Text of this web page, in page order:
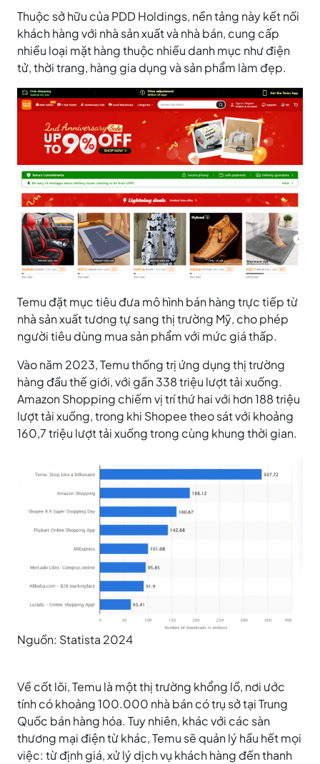
Thuộc sở hữu của PDD Holdings, nền tảng này kết nối
khách hàng với nhà sản xuất và nhà bán, cung cấp
nhiều loại mặt hàng thuộc nhiều danh mục như điện
tử, thời trang, hàng gia dụng và sản phẩm làm đẹp.
Temu đặt mục tiêu đưa mô hình bán hàng trực tiếp từ
nhà sản xuất tương tự sang thị trường Mỹ, cho phép
người tiêu dùng mua sản phẩm với mức giá thấp.
Vào năm 2023, Temu thống trị ứng dụng thị trường
hàng đầu thế giới, với gần 338 triệu lượt tải xuống.
Amazon Shopping chiếm vị trí thứ hai với hơn 188 triệu
lượt tải xuống, trong khi Shopee theo sát với khoảng
160,7 triệu lượt tải xuống trong cùng khung thời gian.
Nguồn: Statista 2024
Về cốt lõi, Temu là một thị trường khổng lồ, nơi ước
tính có khoảng 100.000 nhà bán có trụ sở tại Trung
Quốc bán hàng hóa. Tuy nhiên, khác với các sàn
thương mại điện từ khác, Temu sẽ quản lý hầu hết mọi
việc: từ định giá, xử lý dịch vụ khách hàng đến thanh